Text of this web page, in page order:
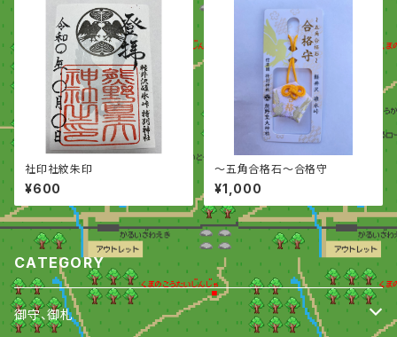
社印社紋朱印
¥600
〜五角合格石〜合格守
¥1,000
CATEGORY
御守、御札